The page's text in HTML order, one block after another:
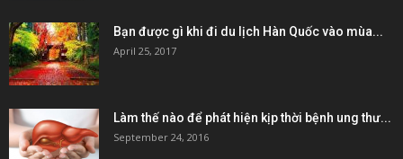
Bạn được gì khi đi du lịch Hàn Quốc vào mùa...
April 25, 2017
Làm thế nào để phát hiện kịp thời bệnh ung thư...
September 24, 2016